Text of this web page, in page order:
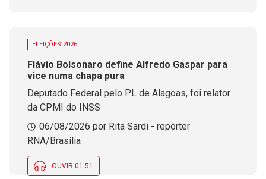
ELEIÇÕES 2026
Flávio Bolsonaro define Alfredo Gaspar para
vice numa chapa pura
Deputado Federal pelo PL de Alagoas, foi relator
da CPMI do INSS
06/08/2026 por Rita Sardi - repórter
RNA/Brasília
OUVIR 01:51